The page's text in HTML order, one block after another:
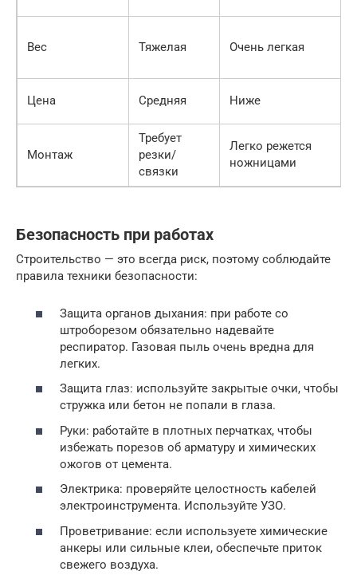
Вес Тяжелая Очень легкая
Цена Средняя Ниже
Монтаж
Требует
резки/
связки
Легко режется
ножницами
Безопасность при работах
Строительство — это всегда риск, поэтому соблюдайте
правила техники безопасности:
Защита органов дыхания: при работе со
штроборезом обязательно надевайте
респиратор. Газовая пыль очень вредна для
легких.
Защита глаз: используйте закрытые очки, чтобы
стружка или бетон не попали в глаза.
Руки: работайте в плотных перчатках, чтобы
избежать порезов об арматуру и химических
ожогов от цемента.
Электрика: проверяйте целостность кабелей
электроинструмента. Используйте УЗО.
Проветривание: если используете химические
анкеры или сильные клеи, обеспечьте приток
свежего воздуха.